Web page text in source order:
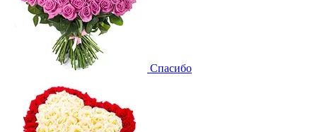
Спасибо